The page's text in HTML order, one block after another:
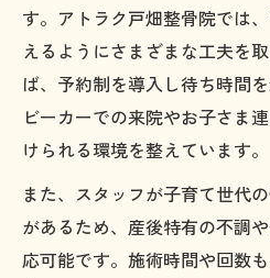
す。アトラク戸畑整骨院では
えるようにさまざまな工夫を
ば、予約制を導入し待ち時間
ビーカーでの来院やお子さま
けられる環境を整えています。
また、スタッフが子育て世代
があるため、産後特有の不調
応可能です。施術時間や回数